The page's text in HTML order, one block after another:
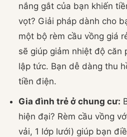
nắng gắt của bạn khiến
vọt? Giải pháp dành cho
một bộ rèm cầu vồng giá
sẽ giúp giảm nhiệt độ căn
lập tức. Bạn dễ dàng thu
tiền điện.
Gia đình trẻ ở chung cư:
hiện đại? Rèm cầu vồng
vải, 1 lớp lưới) giúp bạn